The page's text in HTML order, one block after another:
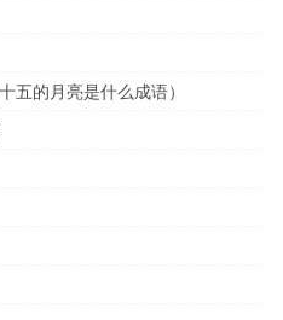
五的月亮是什么成语）